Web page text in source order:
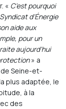
« C’est pourquoi
d’Énergie
aide aux
pour un
aujourd’hui
» a
Seine-et-
plus adaptée, le
à la
des